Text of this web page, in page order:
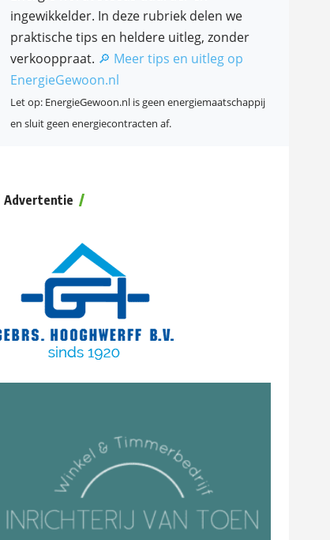
ingewikkelder. In deze rubriek delen we
praktische tips en heldere uitleg, zonder
verkooppraat. 🔎 Meer tips en uitleg op
EnergieGewoon.nl
Let op: EnergieGewoon.nl is geen energiemaatschappij
en sluit geen energiecontracten af.
Advertentie